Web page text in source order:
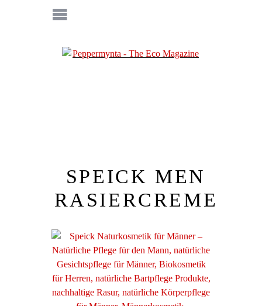
SPEICK MEN
RASIERCREME